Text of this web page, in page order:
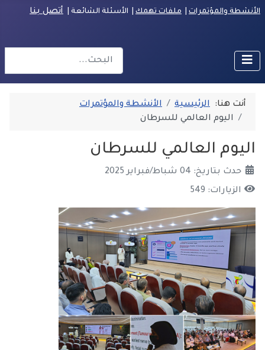
الأنشطة والمؤتمرات ملفات تهمك | الأسئلة الشائعة أتصل بنا
أنت هنا: الرئيسية
الأنشطة والمؤتمرات
اليوم العالمي للسرطان
اليوم العالمي للسرطان
حدث بتاريخ: 04 شباط/فبراير 2025
الزيارات: 549